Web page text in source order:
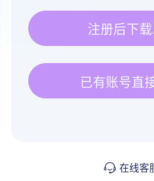
注册后下载
已有账号直
在线客